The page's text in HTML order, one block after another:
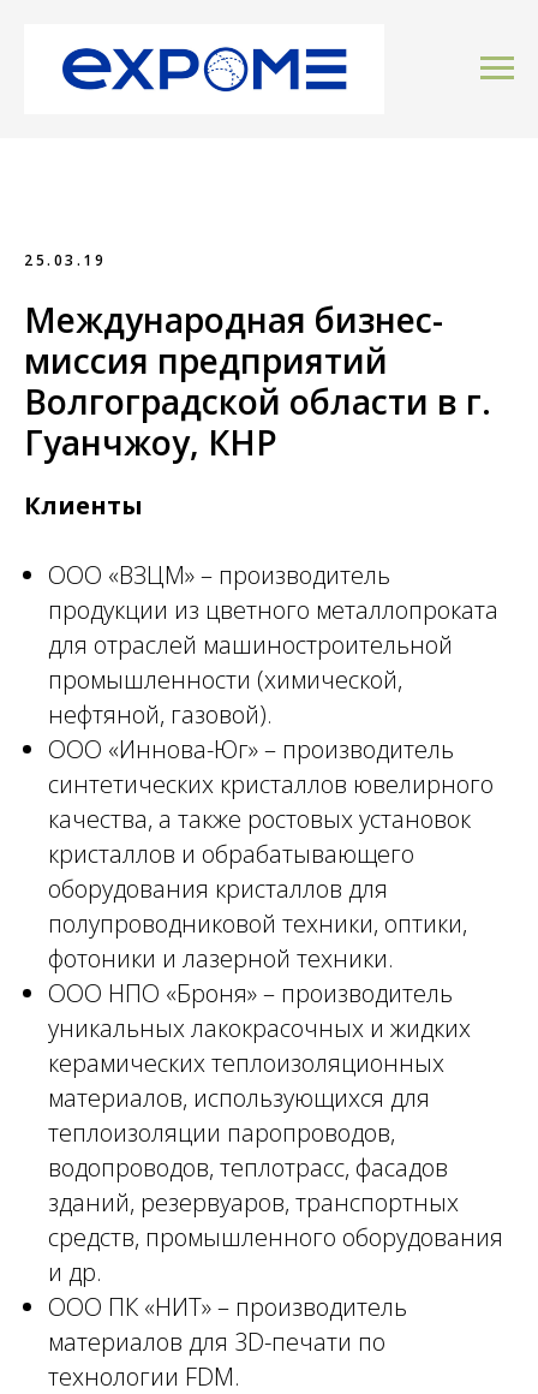
25.03.19
Международная бизнес-
миссия предприятий
Волгоградской области в г.
Гуанчжоу, КНР
Клиенты
ООО «ВЗЦМ» – производитель
продукции из цветного металлопроката
для отраслей машиностроительной
промышленности (химической,
нефтяной, газовой).
ООО «Иннова-Юг» – производитель
синтетических кристаллов ювелирного
качества, а также ростовых установок
кристаллов и обрабатывающего
оборудования кристаллов для
полупроводниковой техники, оптики,
фотоники и лазерной техники.
ООО НПО «Броня» – производитель
уникальных лакокрасочных и жидких
керамических теплоизоляционных
материалов, использующихся для
теплоизоляции паропроводов,
водопроводов, теплотрасс, фасадов
зданий, резервуаров, транспортных
средств, промышленного оборудования
и др.
ООО ПК «НИТ» – производитель
материалов для 3D-печати по
технологии FDM.